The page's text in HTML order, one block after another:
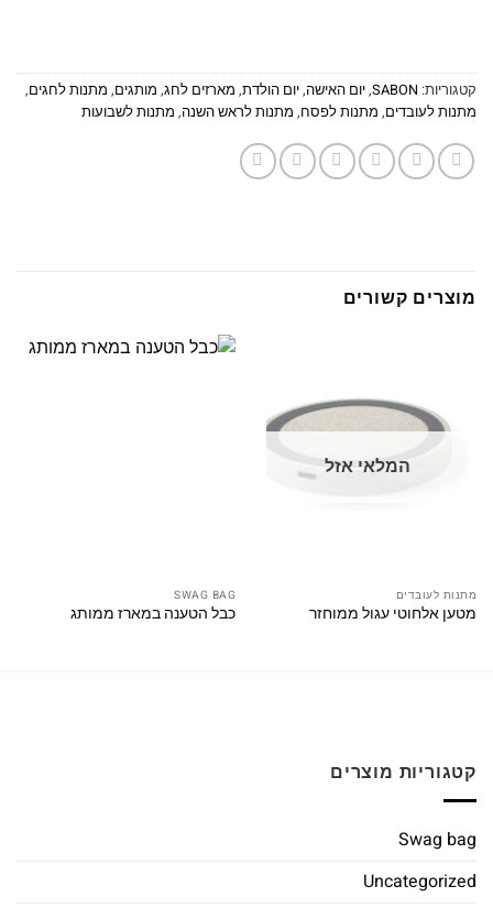
קטגוריות: SABON
,יום האישה,יום הולדת, מארזים לחג, מותגים, מתנות לחגים,
מתנות לעובדים, מתנות לפסח, מתנות לראש השנה, מתנות לשבועות
מוצרים קשורים
המלאי אזל
מתנות לעובדים
מטען אלחוטי עגול ממוחזר
SWAG BAG
כבל הטענה במארז ממותג
קטגוריות מוצרים
Swag bag
Uncategorized